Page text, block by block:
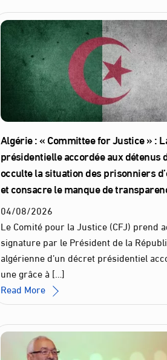
Algérie : « Committee for Justice » :
présidentielle accordée aux détenus
occulte la situation des prisonniers
et consacre le manque de
04/08/2026
Le Comité pour la Justice (CFJ) prend
signature par le Président de la
algérienne d’un décret présidentiel
une grâce à […]
Read More